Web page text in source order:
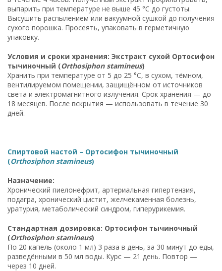
выпарить при температуре не выше 45 °C до густоты.
Высушить распылением или вакуумной сушкой до получения
сухого порошка. Просеять, упаковать в герметичную
упаковку.
Условия и сроки хранения: Экстракт сухой Ортосифон
тычиночный (Orthosiphon stamineus)
Хранить при температуре от 5 до 25 °C, в сухом, тёмном,
вентилируемом помещении, защищённом от источников
света и электромагнитного излучения. Срок хранения — до
18 месяцев. После вскрытия — использовать в течение 30
дней.
Спиртовой настой – Ортосифон тычиночный
(Orthosiphon stamineus)
Назначение:
Хронический пиелонефрит, артериальная гипертензия,
подагра, хронический цистит, желчекаменная болезнь,
уратурия, метаболический синдром, гиперурикемия.
Стандартная дозировка: Ортосифон тычиночный
(Orthosiphon stamineus)
По 20 капель (около 1 мл) 3 раза в день, за 30 минут до еды,
разведёнными в 50 мл воды. Курс — 21 день. Повтор —
через 10 дней.